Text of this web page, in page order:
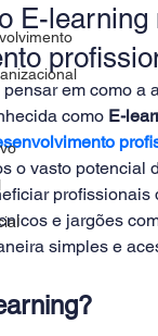
E-learning
em como a
como E-
o vasto potencial
profissionais
e jargões
simples e